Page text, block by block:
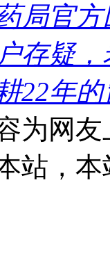
局官
存疑
22年
为网
站，